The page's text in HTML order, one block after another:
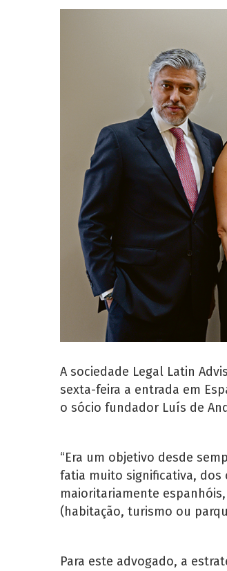
A sociedade Legal Latin
sexta-feira a entrada em
o sócio fundador Luís de
“Era um objetivo desde
fatia muito significativa, dos
maioritariamente
(habitação, turismo ou
Para este advogado, a